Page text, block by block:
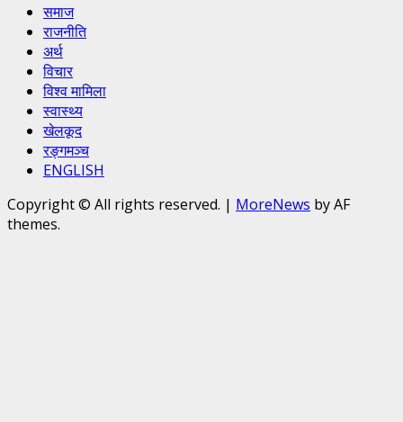
समाज
राजनीति
अर्थ
विचार
विश्व मामिला
स्वास्थ्य
खेलकूद
रङ्गमञ्च
ENGLISH
Copyright © All rights reserved. | MoreNews by AF
themes.